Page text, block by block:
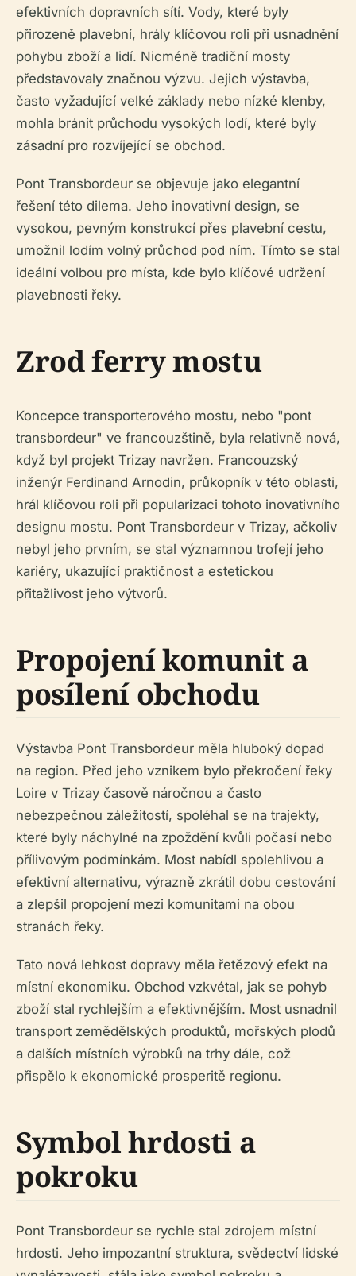
efektivních dopravních sítí. Vody, které byly
přirozeně plavební, hrály klíčovou roli při usnadnění
pohybu zboží a lidí. Nicméně tradiční mosty
představovaly značnou výzvu. Jejich výstavba,
často vyžadující velké základy nebo nízké klenby,
mohla bránit průchodu vysokých lodí, které byly
zásadní pro rozvíjející se obchod.
Pont Transbordeur se objevuje jako elegantní
řešení této dilema. Jeho inovativní design, se
vysokou, pevným konstrukcí přes plavební cestu,
umožnil lodím volný průchod pod ním. Tímto se stal
ideální volbou pro místa, kde bylo klíčové udržení
plavebnosti řeky.
Zrod ferry mostu
Koncepce transporterového mostu, nebo "pont
transbordeur" ve francouzštině, byla relativně nová,
když byl projekt Trizay navržen. Francouzský
inženýr Ferdinand Arnodin, průkopník v této oblasti,
hrál klíčovou roli při popularizaci tohoto inovativního
designu mostu. Pont Transbordeur v Trizay, ačkoliv
nebyl jeho prvním, se stal významnou trofejí jeho
kariéry, ukazující praktičnost a estetickou
přitažlivost jeho výtvorů.
Propojení komunit a
posílení obchodu
Výstavba Pont Transbordeur měla hluboký dopad
na region. Před jeho vznikem bylo překročení řeky
Loire v Trizay časově náročnou a často
nebezpečnou záležitostí, spoléhal se na trajekty,
které byly náchylné na zpoždění kvůli počasí nebo
přílivovým podmínkám. Most nabídl spolehlivou a
efektivní alternativu, výrazně zkrátil dobu cestování
a zlepšil propojení mezi komunitami na obou
stranách řeky.
Tato nová lehkost dopravy měla řetězový efekt na
místní ekonomiku. Obchod vzkvétal, jak se pohyb
zboží stal rychlejším a efektivnějším. Most usnadnil
transport zemědělských produktů, mořských plodů
a dalších místních výrobků na trhy dále, což
přispělo k ekonomické prosperitě regionu.
Symbol hrdosti a
pokroku
Pont Transbordeur se rychle stal zdrojem místní
hrdosti. Jeho impozantní struktura, svědectví lidské